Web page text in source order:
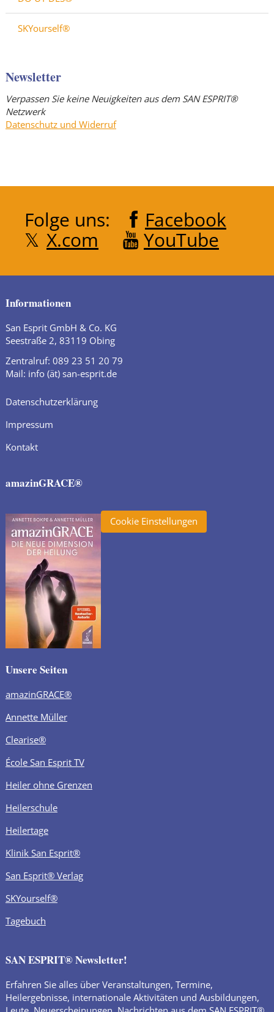
SKYourself®
Newsletter
Verpassen Sie keine Neuigkeiten aus dem SAN ESPRIT®
Netzwerk
Datenschutz und Widerruf
Folge uns:
Facebook
X.com
YouTube
Informationen
San Esprit GmbH & Co. KG
Seestraße 2, 83119 Obing
Zentralruf: 089 23 51 20 79
Mail: info (ät) san-esprit.de
Datenschutzerklärung
Impressum
Kontakt
amazinGRACE®
Cookie Einstellungen
Unsere Seiten
amazinGRACE®
Annette Müller
Clearise®
École San Esprit TV
Heiler ohne Grenzen
Heilerschule
Heilertage
Klinik San Esprit®
San Esprit® Verlag
SKYourself®
Tagebuch
SAN ESPRIT® Newsletter!
Erfahren Sie alles über Veranstaltungen, Termine,
Heilergebnisse, internationale Aktivitäten und Ausbildungen,